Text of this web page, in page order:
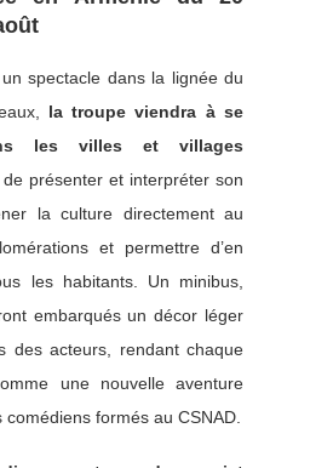
spectacle dans la lignée du
la troupe viendra à se
les villes et villages
présenter et interpréter son
la culture directement au
et permettre d’en
les habitants. Un minibus,
embarqués un décor léger
des acteurs, rendant chaque
une nouvelle aventure
formés au CSNAD.